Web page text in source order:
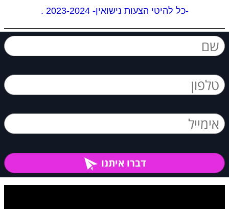
-כל להיטי הצעות נישואין- 2023-2024 .
דברו איתנו